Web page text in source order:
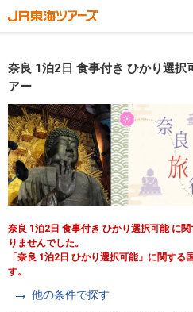
奈良 1泊2日 食事付き ひかり選択
アー
奈良 1泊2日 食事付き ひかり選択可能 に
りませんでした。
「奈良 1泊2日 ひかり選択可能」に関す
す。
他の条件で探す